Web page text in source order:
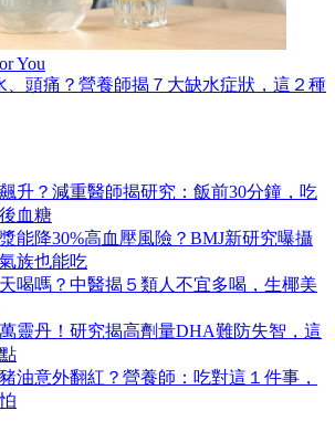
You
、頭痛？營養師揭７大缺水症狀，這２種
升？減重醫師揭研究：飯前30分鐘，吃
血糖
能降30%高血壓風險？BMJ新研究曝攝
族也能吃
喝嗎？中醫揭５類人不宜多喝，生椰美
靈丹！研究揭高劑量DHA難防失智，這
油意外翻紅？營養師：吃對這１件事，